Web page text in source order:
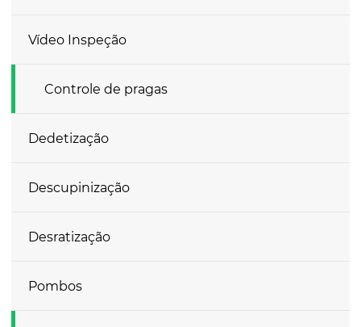
Vídeo Inspeção
Controle de pragas
Dedetização
Descupinização
Desratização
Pombos